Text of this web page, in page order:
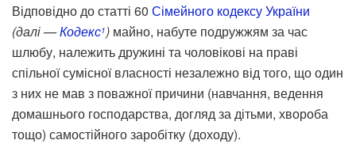
Відповідно до статті 60 Сімейного кодексу України
(далі —Кодекс1) майно, набуте подружжям за час
шлюбу, належить дружині та чоловікові на праві
спільної сумісної власності незалежно від того, що один
з них не мав з поважної причини (навчання, ведення
домашнього господарства, догляд за дітьми, хвороба
тощо) самостійного заробітку (доходу).